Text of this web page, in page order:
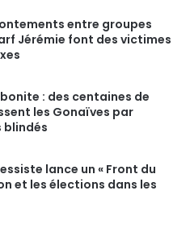
entre groupes
Jérémie font des victimes
: des centaines de
les Gonaïves par
blindés
lance un « Front du
et les élections dans les